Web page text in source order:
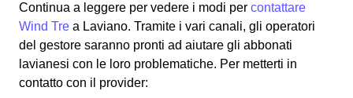
Continua a leggere per vedere i modi per contattare
Wind Tre a Laviano. Tramite i vari canali, gli operatori
del gestore saranno pronti ad aiutare gli abbonati
lavianesi con le loro problematiche. Per metterti in
contatto con il provider: